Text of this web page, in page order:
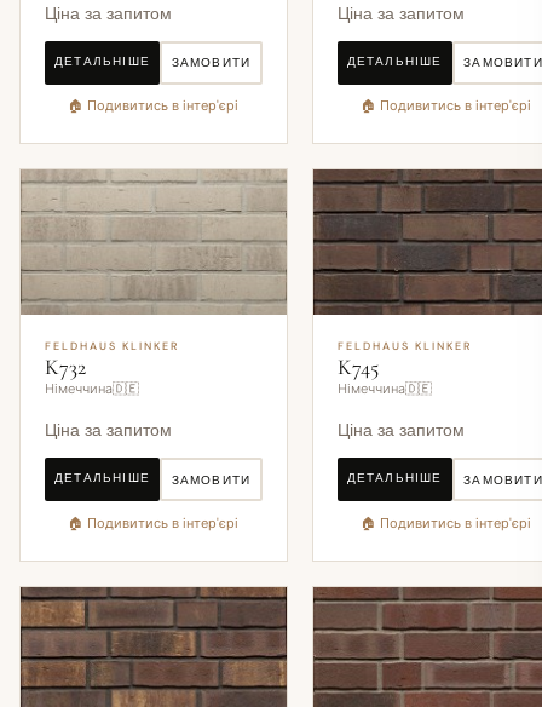
Ціна за запитом
ДЕТАЛЬНІШЕ ЗАМОВИТИ
🏠 Подивитись в інтер'єрі
Ціна за запитом
ДЕТАЛЬНІШЕ ЗАМОВИТИ
🏠 Подивитись в інтер'єрі
FELDHAUS KLINKER
K732
Німеччина🇩🇪
Ціна за запитом
ДЕТАЛЬНІШЕ ЗАМОВИТИ
🏠 Подивитись в інтер'єрі
FELDHAUS KLINKER
K745
Німеччина🇩🇪
Ціна за запитом
ДЕТАЛЬНІШЕ ЗАМОВИТИ
🏠 Подивитись в інтер'єрі